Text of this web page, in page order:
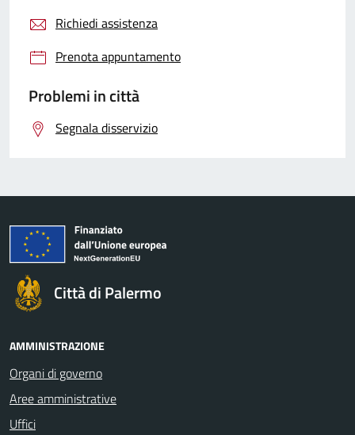
Richiedi assistenza
Prenota appuntamento
Problemi in città
Segnala disservizio
Città di Palermo
AMMINISTRAZIONE
Organi di governo
Aree amministrative
Uffici